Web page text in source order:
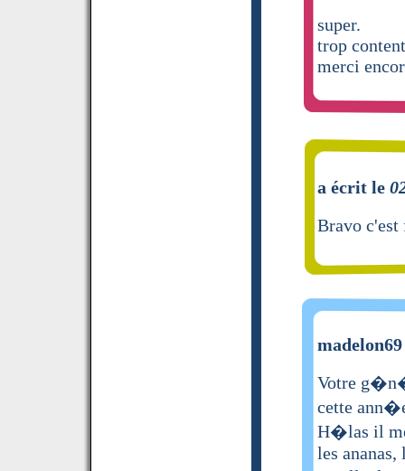
super.
trop
merci
a écrit le
Bravo
Votre
cette
H�las il
les ananas,